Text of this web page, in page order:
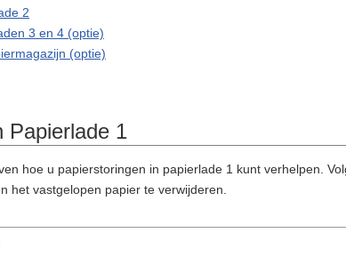
2
3 en 4 (optie)
(optie)
Papierlade 1
hoe u papierstoringen in papierlade 1 kunt verhelpen.
het vastgelopen papier te verwijderen.